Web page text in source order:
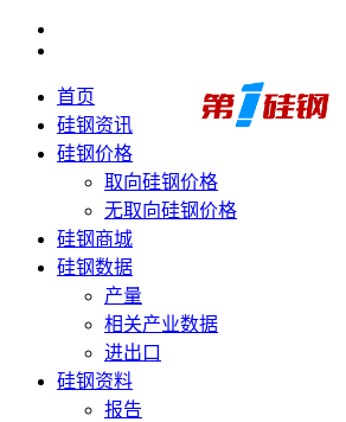
首页
硅钢资讯
硅钢价格
取向硅钢价格
无取向硅钢价格
硅钢商城
硅钢数据
产量
相关产业数据
进出口
硅钢资料
报告